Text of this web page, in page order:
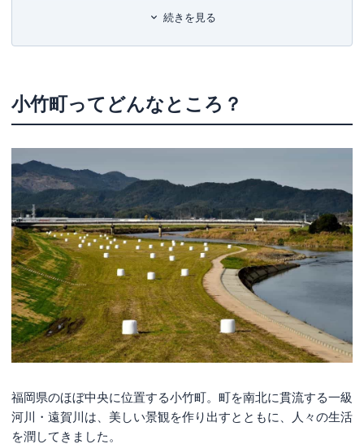
有限会社畠中育雛場／特選卵とカステラの詰め合わせA
うどんセンター銀／豚足 約200g×10袋
ふるさと納税寄付金の使い道
続きを見る
小竹町ってどんなところ？
福岡県のほぼ中央に位置する小竹町。町を南北に貫流する一級
河川・遠賀川は、美しい景観を作り出すとともに、人々の生活
を潤してきました。